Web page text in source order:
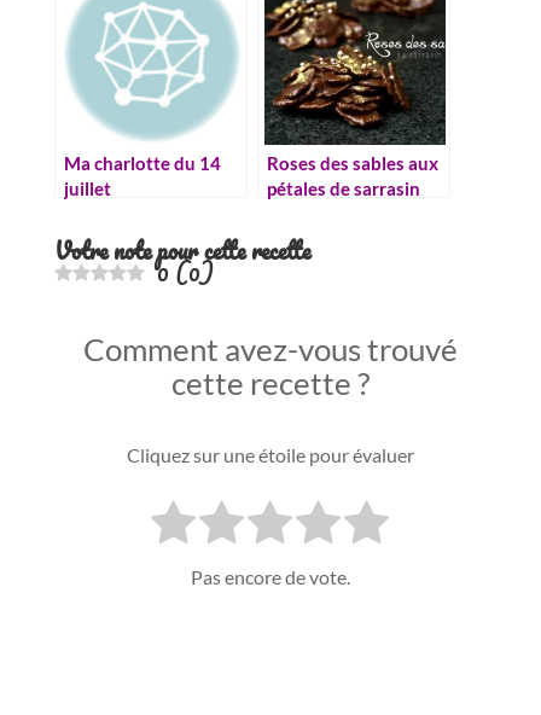
Ma charlotte du 14
juillet
Roses des sables aux
pétales de sarrasin
Votre note pour cette recette
0(0)
Comment avez-vous trouvé
cette recette ?
Cliquez sur une étoile pour évaluer
Pas encore de vote.